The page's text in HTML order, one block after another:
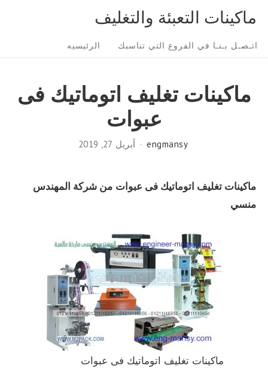
content
ماكينات التعبئة والتغليف
Site
Navigation
اتـصـل بـنـا في الفروع التي تناسبك الرئيسيه
ماكينات تغليف اتوماتيك فى
عبوات
engmansy أبريل 27, 2019
ماكينات تغليف اتوماتيك فى عبوات من شركة المهندس
منسي
ماكينات تغليف اتوماتيك فى عبوات